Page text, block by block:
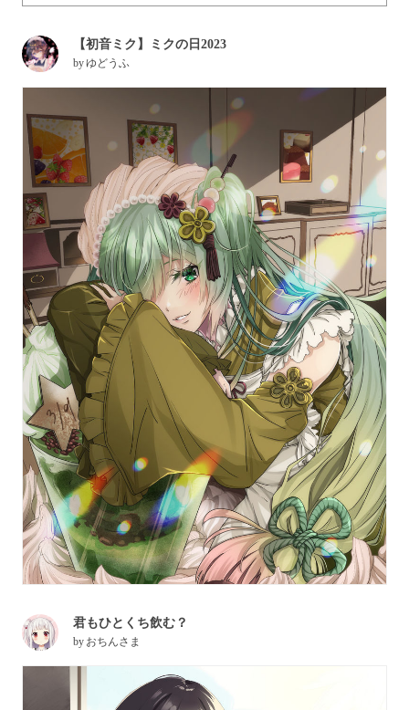
The drawings we’ve selected today all feature a green color
household objects, or fashion items. We hope they bring you
comfort and a sense of healing, just like they did to us!
【初音ミク】ミクの日2023
byゆどうふ
君もひとくち飲む？
by おちんさま